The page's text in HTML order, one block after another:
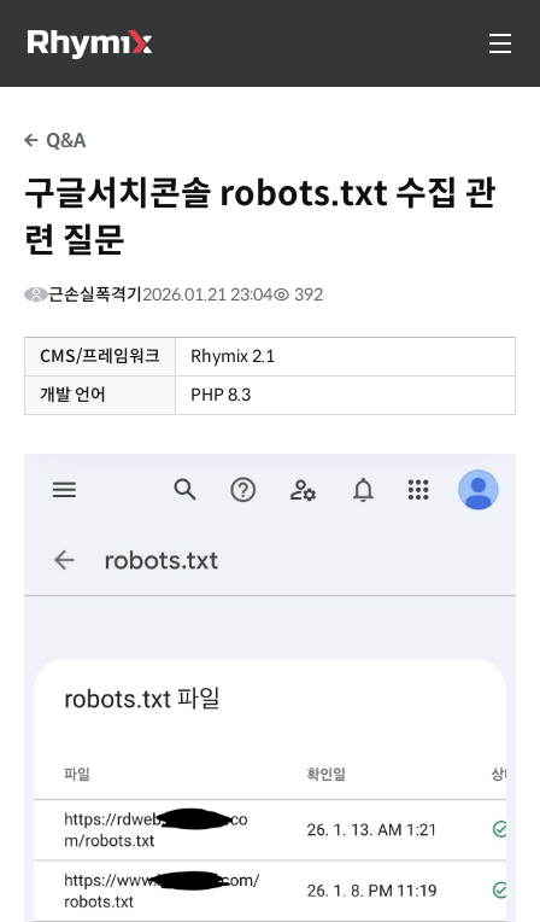
Q&A
구글서치콘솔 robots.txt 수집 관
련 질문
근손실폭격기2026.01.21 23:04 392
CMS/프레임워크
Rhymix 2.1
개발 언어
PHP 8.3